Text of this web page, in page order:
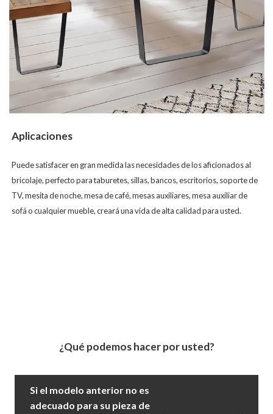
Aplicaciones
Puede satisfacer en gran medida las necesidades de los aficionados al
bricolaje, perfecto para taburetes, sillas, bancos, escritorios, soporte de
TV, mesita de noche, mesa de café, mesas auxiliares, mesa auxiliar de
sofá o cualquier mueble, creará una vida de alta calidad para usted.
¿Qué podemos hacer por usted?
Si el modelo anterior no es
adecuado para su pieza de